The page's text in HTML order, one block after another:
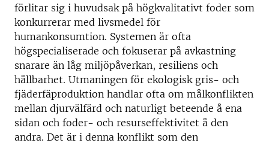
förlitar sig i huvudsak på högkvalitativt foder som
konkurrerar med livsmedel för
humankonsumtion. Systemen är ofta
högspecialiserade och fokuserar på avkastning
snarare än låg miljöpåverkan, resiliens och
hållbarhet. Utmaningen för ekologisk gris- och
fjäderfäproduktion handlar ofta om målkonflikten
mellan djurvälfärd och naturligt beteende å ena
sidan och foder- och resurseffektivitet å den
andra. Det är i denna konflikt som den